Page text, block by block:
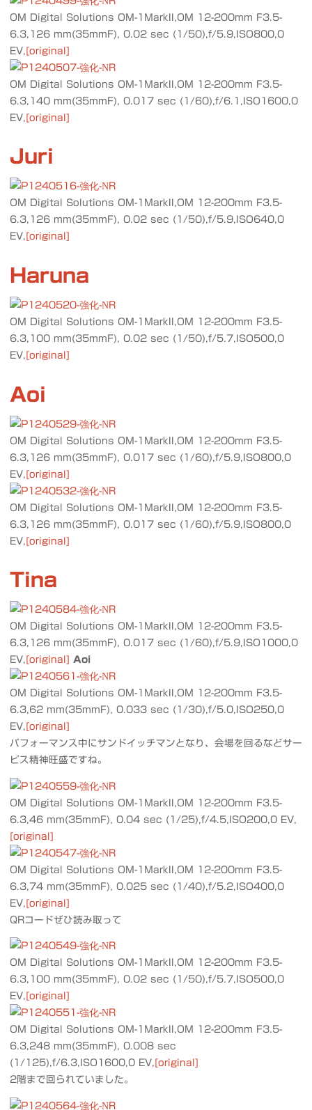
OM Digital Solutions OM-1MarkII,OM 12-200mm F3.5-
6.3,126 mm(35mmF), 0.02 sec (1/50),f/5.9,ISO800,0
EV, [original]
OM Digital Solutions OM-1MarkII,OM 12-200mm F3.5-
6.3,140 mm(35mmF), 0.017 sec (1/60),f/6.1,ISO1600,0
EV, [original]
Juri
OM Digital Solutions OM-1MarkII,OM 12-200mm F3.5-
6.3,126 mm(35mmF), 0.02 sec (1/50),f/5.9,ISO640,0
EV, [original]
Haruna
OM Digital Solutions OM-1MarkII,OM 12-200mm F3.5-
6.3,100 mm(35mmF), 0.02 sec (1/50),f/5.7,ISO500,0
EV, [original]
Aoi
OM Digital Solutions OM-1MarkII,OM 12-200mm F3.5-
6.3,126 mm(35mmF), 0.017 sec (1/60),f/5.9,ISO800,0
EV, [original]
OM Digital Solutions OM-1MarkII,OM 12-200mm F3.5-
6.3,126 mm(35mmF), 0.017 sec (1/60),f/5.9,ISO800,0
EV, [original]
Tina
OM Digital Solutions OM-1MarkII,OM 12-200mm F3.5-
6.3,126 mm(35mmF), 0.017 sec (1/60),f/5.9,ISO1000,0
EV, [original] Aoi
OM Digital Solutions OM-1MarkII,OM 12-200mm F3.5-
6.3,62 mm(35mmF), 0.033 sec (1/30),f/5.0,ISO250,0
EV, [original]
パフォーマンス中にサンドイッチマンとなり、会場を回るなどサー
ビス精神旺盛ですね。
OM Digital Solutions OM-1MarkII,OM 12-200mm F3.5-
6.3,46 mm(35mmF), 0.04 sec (1/25),f/4.5,ISO200,0 EV,
[original]
OM Digital Solutions OM-1MarkII,OM 12-200mm F3.5-
6.3,74 mm(35mmF), 0.025 sec (1/40),f/5.2,ISO400,0
EV,[original]
QRコードぜひ読み取って
OM Digital Solutions OM-1MarkII,OM 12-200mm F3.5-
6.3,100 mm(35mmF), 0.02 sec (1/50),f/5.7,ISO500,0
EV, [original]
OM Digital Solutions OM-1MarkII,OM 12-200mm F3.5-
6.3,248 mm(35mmF), 0.008 sec
(1/125),f/6.3,ISO1600,0 EV, [original]
2階まで回られていました。